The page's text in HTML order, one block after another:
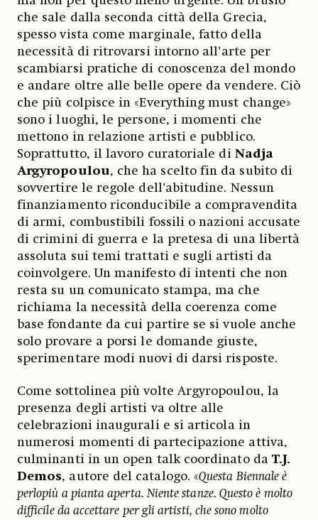
che sale dalla seconda città della Grecia,
spesso vista come marginale, fatto della
necessità di ritrovarsi intorno all’arte per
scambiarsi pratiche di conoscenza del mondo
e andare oltre alle belle opere da vendere. Ciò
che più colpisce in «Everything must change»
sono i luoghi, le persone, i momenti che
mettono in relazione artisti e pubblico.
Soprattutto, il lavoro curatoriale di Nadja
Argyropoulou, che ha scelto fin da subito di
sovvertire le regole dell’abitudine. Nessun
finanziamento riconducibile a compravendita
di armi, combustibili fossili o nazioni accusate
di crimini di guerra e la pretesa di una libertà
assoluta sui temi trattati e sugli artisti da
coinvolgere. Un manifesto di intenti che non
resta su un comunicato stampa, ma che
richiama la necessità della coerenza come
base fondante da cui partire se si vuole anche
solo provare a porsi le domande giuste,
sperimentare modi nuovi di darsi risposte.
Come sottolinea più volte Argyropoulou, la
presenza degli artisti va oltre alle
celebrazioni inaugurali e si articola in
numerosi momenti di partecipazione attiva,
culminanti in un open talk coordinato da T.J.
Demos, autore del catalogo. «Questa Biennale è
perlopiù a pianta aperta. Niente stanze. Questo è molto
difficile da accettare per gli artisti, che sono molto